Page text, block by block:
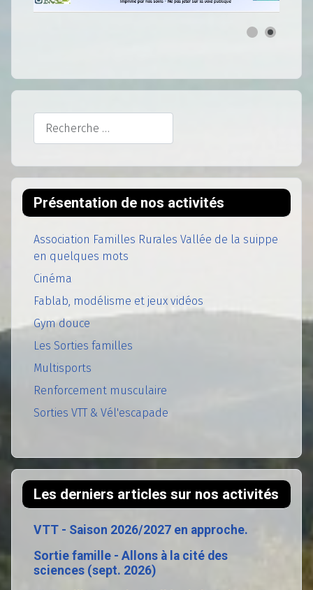
Rechercher
Présentation de nos activités
Association Familles Rurales Vallée de la suippe
en quelques mots
Cinéma
Fablab, modélisme et jeux vidéos
Gym douce
Les Sorties familles
Multisports
Renforcement musculaire
Sorties VTT & Vél'escapade
Les derniers articles sur nos activités
VTT - Saison 2026/2027 en approche.
Sortie famille - Allons à la cité des
sciences (sept. 2026)